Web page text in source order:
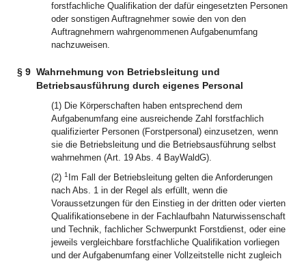
forstfachliche Qualifikation der dafür eingesetzten Personen
oder sonstigen Auftragnehmer sowie den von den
Auftragnehmern wahrgenommenen Aufgabenumfang
nachzuweisen.
§ 9 Wahrnehmung von Betriebsleitung und
Betriebsausführung durch eigenes Personal
(1) Die Körperschaften haben entsprechend dem
Aufgabenumfang eine ausreichende Zahl forstfachlich
qualifizierter Personen (Forstpersonal) einzusetzen, wenn
sie die Betriebsleitung und die Betriebsausführung selbst
wahrnehmen (Art. 19 Abs. 4 BayWaldG).
(2) 1 Im Fall der Betriebsleitung gelten die Anforderungen
nach Abs. 1 in der Regel als erfüllt, wenn die
Voraussetzungen für den Einstieg in der dritten oder vierten
Qualifikationsebene in der Fachlaufbahn Naturwissenschaft
und Technik, fachlicher Schwerpunkt Forstdienst, oder eine
jeweils vergleichbare forstfachliche Qualifikation vorliegen
und der Aufgabenumfang einer Vollzeitstelle nicht zugleich